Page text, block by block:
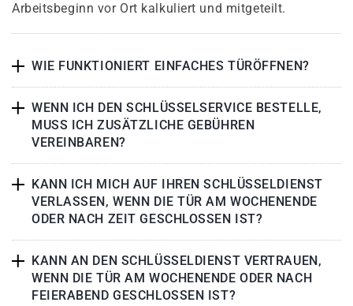
Arbeitsbeginn vor Ort kalkuliert und mitgeteilt.
WIE FUNKTIONIERT EINFACHES TÜRÖFFNEN?
WENN ICH DEN SCHLÜSSELSERVICE BESTELLE,
MUSS ICH ZUSÄTZLICHE GEBÜHREN
VEREINBAREN?
KANN ICH MICH AUF IHREN SCHLÜSSELDIENST
VERLASSEN, WENN DIE TÜR AM WOCHENENDE
ODER NACH ZEIT GESCHLOSSEN IST?
KANN AN DEN SCHLÜSSELDIENST VERTRAUEN,
WENN DIE TÜR AM WOCHENENDE ODER NACH
FEIERABEND GESCHLOSSEN IST?